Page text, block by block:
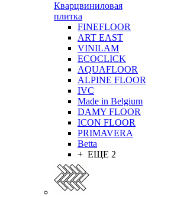
Кварцвиниловая
плитка
FINEFLOOR
ART EAST
VINILAM
ECOCLICK
AQUAFLOOR
ALPINE FLOOR
IVC
Made in Belgium
DAMY FLOOR
ICON FLOOR
PRIMAVERA
Betta
+ ЕЩЕ 2